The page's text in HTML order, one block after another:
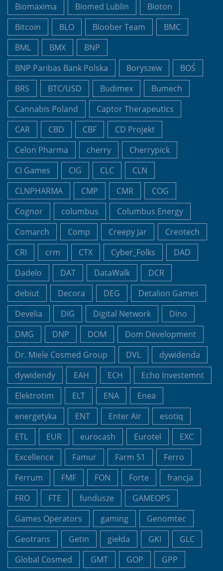
Biomaxima
Biomed Lublin
Bioton
Bitcoin
BLO Bloober Team
BMC
BML
BMX
BNP
BNP Paribas Bank Polska
Boryszew
BOŚ
BRS
BTC/USD Budimex
Bumech
Cannabis Poland
Captor Therapeutics
CAR
CBD CBF
CD Projekt
Celon Pharma
cherry
Cherrypick
CI Games
CIG CLC
CLN
CLNPHARMA
CMP CMR
COG
Cognor
columbus
Columbus Energy
Comarch
Comp Creepy Jar
Creotech
CRI
crm CTX Cyber_Folks
DAD
Dadelo
DAT DataWalk
DCR
debiut
Decora DEG
Detalion Games
Develia
DIG Digital Network
Dino
DMG
DNP DOM
Dom Development
Dr. Miele Cosmed Group
DVL
dywidenda
dywidendy
EAH ECH
Echo Investemnt
Elektrotim
ELT ENA
Enea
energetyka
ENT Enter Air
esotiq
ETL
EUR eurocash Eurotel
EXC
Excellence
Famur Farm 51
Ferro
Ferrum
FMF FON Forte
francja
FRO
FTE fundusze
GAMEOPS
Games Operators
gaming
Genomtec
Geotrans
Getin giełda GKI
GLC
Global Cosmed
GMT GOP
GPP